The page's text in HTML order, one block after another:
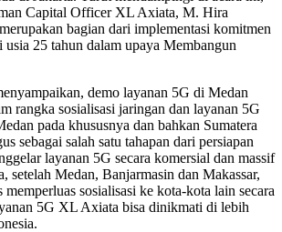
Capital Officer XL Axiata, M. Hira
bagian dari implementasi komitmen
25 tahun dalam upaya Membangun
demo layanan 5G di Medan
rangka sosialisasi jaringan dan layanan 5G
pada khususnya dan bahkan Sumatera
sebagai salah satu tahapan dari persiapan
layanan 5G secara komersial dan massif
setelah Medan, Banjarmasin dan Makassar,
sosialisasi ke kota-kota lain secara
5G XL Axiata bisa dinikmati di lebih